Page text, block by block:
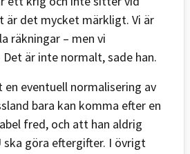
är det mycket märkligt. Vi är
räkningar – men vi
är inte normalt, sade han.
eventuell normalisering av
bara kan komma efter en
fred, och att han aldrig
göra eftergifter. I övrigt